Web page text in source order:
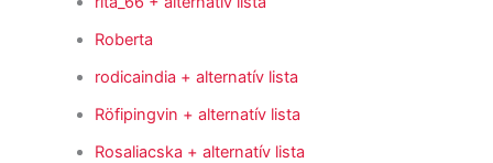
Roberta
rodicaindia + alternatív lista
Röfipingvin + alternatív lista
Rosaliacska + alternatív lista